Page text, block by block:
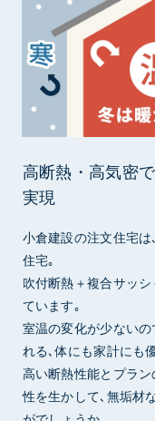
高断熱・高気密
実現
小倉建設の注文住宅
住宅｡
吹付断熱＋複合サッ
ています｡
室温の変化が少ない
れる､体にも家計にも
高い断熱性能とプラ
性を生かして､無垢材